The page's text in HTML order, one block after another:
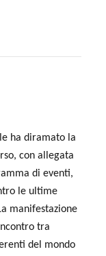
ha diramato la
con allegata
di eventi,
le ultime
manifestazione
tra
del mondo